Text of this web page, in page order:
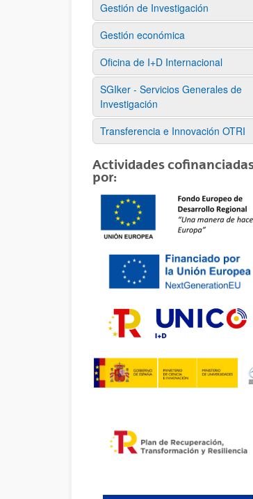
Gestión de Investigación
Gestión económica
Oficina de I+D Internacional
SGIker - Servicios Generales de
Investigación
Transferencia e Innovación OTRI
Actividades
por: